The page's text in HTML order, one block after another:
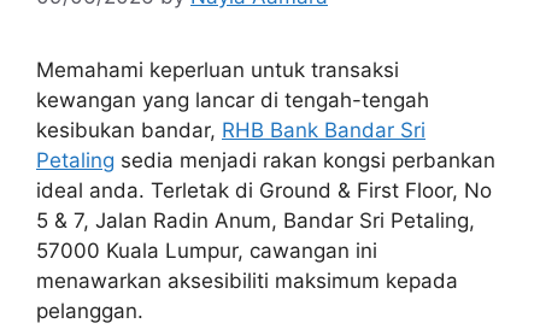
Memahami keperluan untuk transaksi
kewangan yang lancar di tengah-tengah
kesibukan bandar, RHB Bank Bandar Sri
Petaling sedia menjadi rakan kongsi perbankan
ideal anda. Terletak di Ground & First Floor, No
5 & 7, Jalan Radin Anum, Bandar Sri Petaling,
57000 Kuala Lumpur, cawangan ini
menawarkan aksesibiliti maksimum kepada
pelanggan.